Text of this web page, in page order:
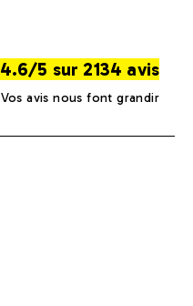
4.6/5 sur 2134 avis
Vos avis nous font grandir